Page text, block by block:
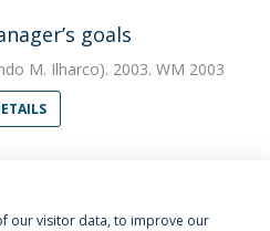
goals
M. Ilharco). 2003. WM 2003
our visitor data, to improve our